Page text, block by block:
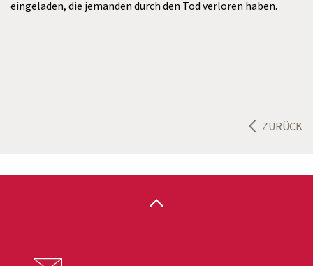
eingeladen, die jemanden durch den Tod verloren haben.
ZURÜCK